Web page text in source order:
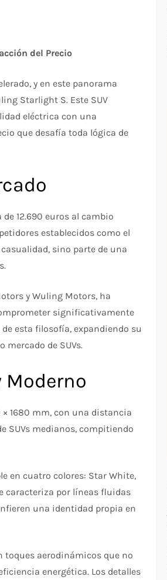
del Precio
y en este panorama
Starlight S. Este SUV
eléctrica con una
que desafía toda lógica de
12.690 euros al cambio
establecidos como el
casualidad, sino parte de una
y Wuling Motors, ha
significativamente
esta filosofía, expandiendo su
de SUVs.
Moderno
1680 mm, con una distancia
SUVs medianos, compitiendo
en cuatro colores: Star White,
caracteriza por líneas fluidas
una identidad propia en
toques aerodinámicos que no
energética. Los detalles